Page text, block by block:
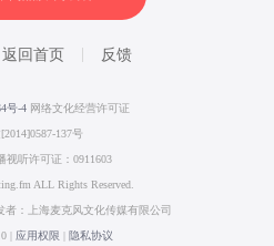
返回首页 反馈
号-4 网络文化经营许可证
137号
视听许可证：0911603
ALL Rights Reserved.
者：上海麦克风文化传媒有限公司
| 应用权限 | 隐私协议